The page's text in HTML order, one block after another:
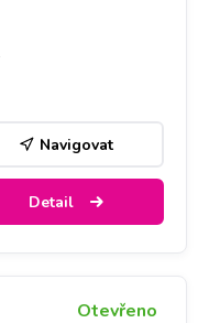
Navigovat
Detail
Otevřeno